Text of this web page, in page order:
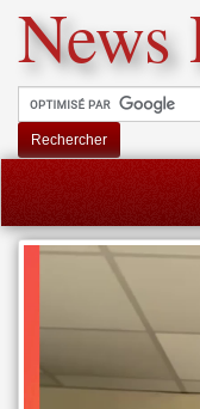
News
Rechercher